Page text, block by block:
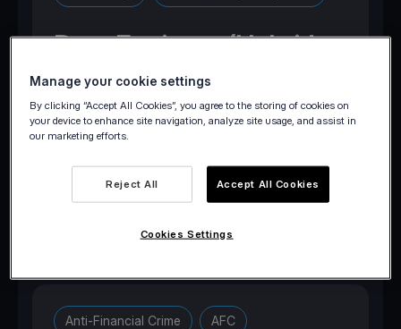
Data Engineer (Hybrid or
Onsite)
Marousi, Attica, Greece
Κάνε αίτηση τώρα
Anti-Financial Crime AFC
Manage your cookie settings
By clicking “Accept All Cookies”, you agree to the storing of cookies on
your device to enhance site navigation, analyze site usage, and assist in
our marketing efforts.
Reject All Accept All Cookies
Cookies Settings